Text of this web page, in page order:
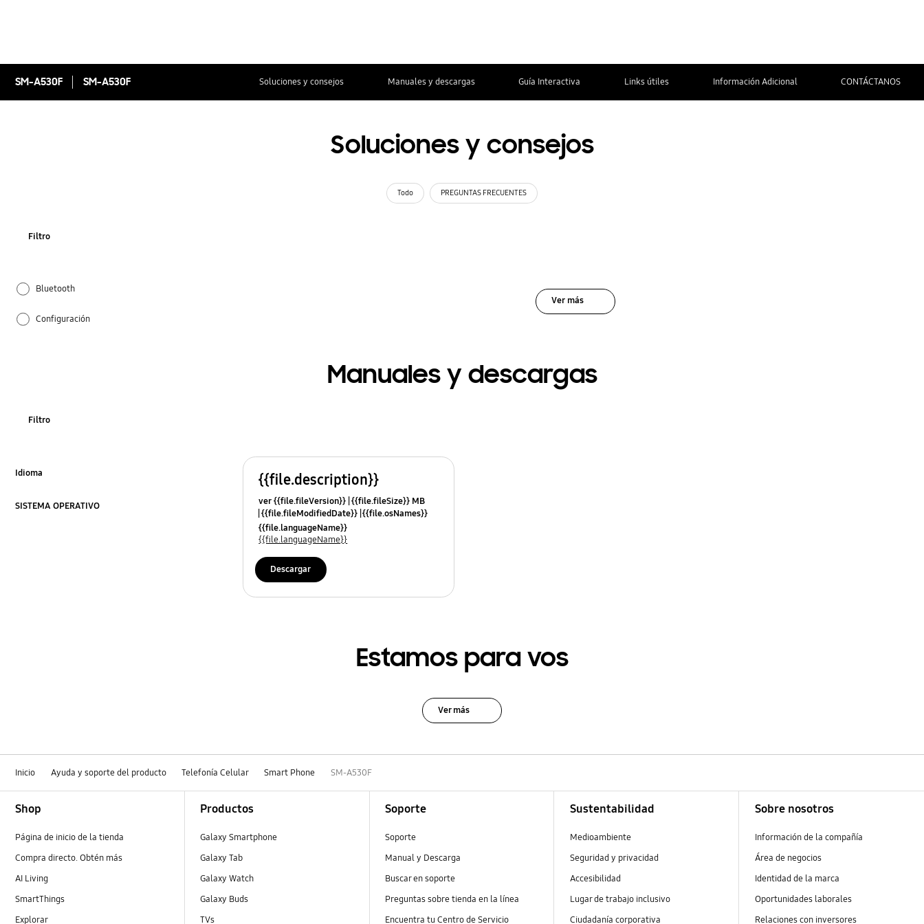
SM-A530F SM-A530F Soluciones y consejos Manuales y descargas Guía Interactiva Links útiles Información Adicional CONTÁCTANOS
Soluciones y consejos
Todo PREGUNTAS FRECUENTES
Filtro
Bluetooth
Configuración
Ver más
Manuales y descargas
Filtro
Idioma
SISTEMA OPERATIVO
{{file.description}}
ver {{file.fileVersion}} {{file.fileSize}} MB
{{file.fileModifiedDate}} {{file.osNames}}
{{file.languageName}}
{{file.languageName}}
Descargar
Estamos para vos
Ver más
Inicio Ayuda y soporte del producto Telefonía Celular Smart Phone SM-A530F
Shop
Página de inicio de la tienda
Compra directo. Obtén más
AI Living
SmartThings
Explorar
Productos
Galaxy Smartphone
Galaxy Tab
Galaxy Watch
Galaxy Buds
TVs
Soporte
Soporte
Manual y Descarga
Buscar en soporte
Preguntas sobre tienda en la línea
Encuentra tu Centro de Servicio
Sustentabilidad
Medioambiente
Seguridad y privacidad
Accesibilidad
Lugar de trabajo inclusivo
Ciudadanía corporativa
Sobre nosotros
Información de la compañía
Área de negocios
Identidad de la marca
Oportunidades laborales
Relaciones con inversores